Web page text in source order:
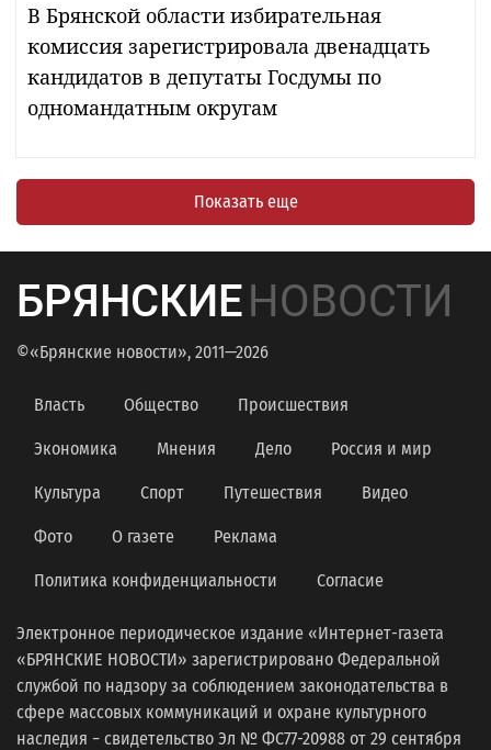
В Брянской области избирательная
комиссия зарегистрировала двенадцать
кандидатов в депутаты Госдумы по
одномандатным округам
Показать еще
БРЯНСКИЕНОВОСТИ
©«Брянские новости», 2011—2026
Власть Общество Происшествия
Экономика Мнения Дело Россия и мир
Культура Спорт Путешествия Видео
Фото О газете Реклама
Политика конфиденциальности Согласие
Электронное периодическое издание «Интернет-газета
«БРЯНСКИЕ НОВОСТИ» зарегистрировано Федеральной
службой по надзору за соблюдением законодательства в
сфере массовых коммуникаций и охране культурного
наследия − свидетельство Эл № ФС77-20988 от 29 сентября